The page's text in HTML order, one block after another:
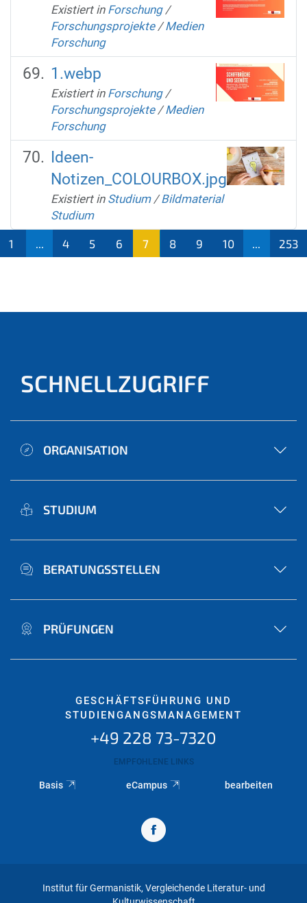
Existiert in Forschung /
Forschungsprojekte /Medien
Forschung
1.webp
Existiert in Forschung /
Forschungsprojekte /Medien
Forschung
Ideen-
Notizen_COLOURBOX.jpg
Existiert in Studium /Bildmaterial
Studium
1 4 5 6
7
8 9 10 253
SCHNELLZUGRIFF
ORGANISATION
STUDIUM
BERATUNGSSTELLEN
PRÜFUNGEN
GESCHÄFTSFÜHRUNG UND
STUDIENGANGSMANAGEMENT
+49 228 73-7320
EMPFOHLENE LINKS
Basis eCampus bearbeiten
Institut für Germanistik, Vergleichende Literatur- und